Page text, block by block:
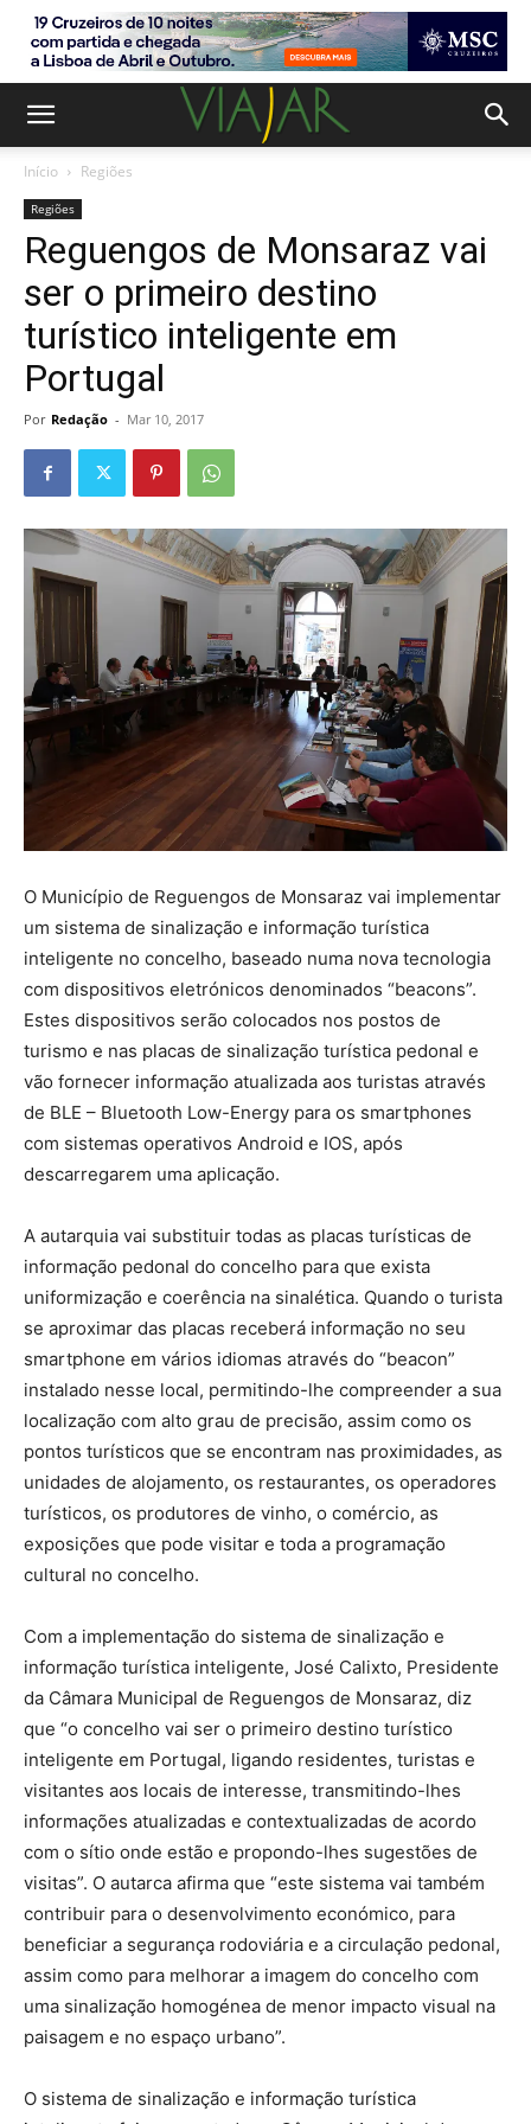
Início Regiões
Regiões
Reguengos de Monsaraz vai
ser o primeiro destino
turístico inteligente em
Portugal
Por Redação - Mar 10, 2017
O Município de Reguengos de Monsaraz vai implementar
um sistema de sinalização e informação turística
inteligente no concelho, baseado numa nova tecnologia
com dispositivos eletrónicos denominados “beacons”.
Estes dispositivos serão colocados nos postos de
turismo e nas placas de sinalização turística pedonal e
vão fornecer informação atualizada aos turistas através
de BLE – Bluetooth Low-Energy para os smartphones
com sistemas operativos Android e IOS, após
descarregarem uma aplicação.
A autarquia vai substituir todas as placas turísticas de
informação pedonal do concelho para que exista
uniformização e coerência na sinalética. Quando o turista
se aproximar das placas receberá informação no seu
smartphone em vários idiomas através do “beacon”
instalado nesse local, permitindo-lhe compreender a sua
localização com alto grau de precisão, assim como os
pontos turísticos que se encontram nas proximidades, as
unidades de alojamento, os restaurantes, os operadores
turísticos, os produtores de vinho, o comércio, as
exposições que pode visitar e toda a programação
cultural no concelho.
Com a implementação do sistema de sinalização e
informação turística inteligente, José Calixto, Presidente
da Câmara Municipal de Reguengos de Monsaraz, diz
que “o concelho vai ser o primeiro destino turístico
inteligente em Portugal, ligando residentes, turistas e
visitantes aos locais de interesse, transmitindo-lhes
informações atualizadas e contextualizadas de acordo
com o sítio onde estão e propondo-lhes sugestões de
visitas”. O autarca afirma que “este sistema vai também
contribuir para o desenvolvimento económico, para
beneficiar a segurança rodoviária e a circulação pedonal,
assim como para melhorar a imagem do concelho com
uma sinalização homogénea de menor impacto visual na
paisagem e no espaço urbano”.
O sistema de sinalização e informação turística